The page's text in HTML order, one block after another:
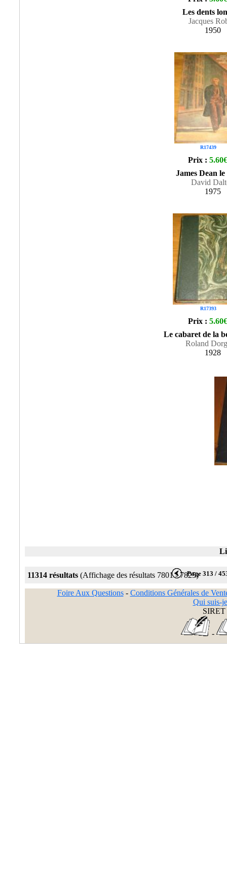
Les dents
Jacques
1950
R17439
Prix : 5.60€
James Dean
David
1975
R17393
Prix : 5.60€
Le cabaret de la
Roland
1928
11314 résultats (Affichage des résultats 7801 - 7825)Page 313 /
Foire Aux Questions- Conditions Générales de
Qui suis-
SIRET
-